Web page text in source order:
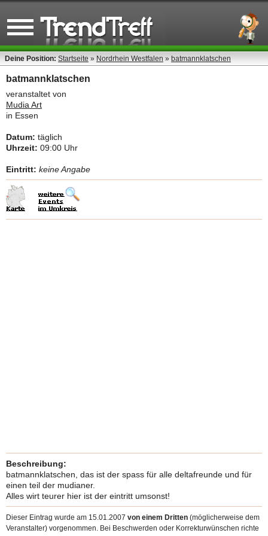
Deine Position: Startseite » Nordrhein Westfalen » batmannklatschen
batmannklatschen
veranstaltet von
Mudia Art
in Essen
Datum: täglich
Uhrzeit: 09:00 Uhr
Eintritt: keine Angabe
Beschreibung:
batmannklatschen, das ist der spass für alle deltafreunde und für
einen teil der mudianer.
Alles wirt teurer hier ist der eintritt umsonst!
Dieser Eintrag wurde am 15.01.2007 von einem Dritten (möglicherweise dem
Veranstalter) vorgenommen. Bei Beschwerden oder Korrekturwünschen richte